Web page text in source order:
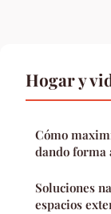
Hogar y
Cómo
dando forma
Soluciones
espacios